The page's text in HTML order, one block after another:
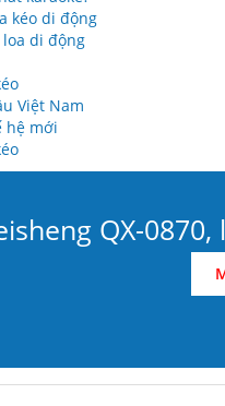
kéo di động
di động
Việt Nam
hệ mới
QX-0870,